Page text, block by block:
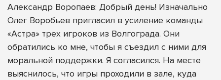
Александр Воропаев: Добрый день! Изначально
Олег Воробьев пригласил в усиление команды
«Астра» трех игроков из Волгограда. Они
обратились ко мне, чтобы я съездил с ними для
моральной поддержки. Я согласился. На месте
выяснилось, что игры проходили в зале, куда